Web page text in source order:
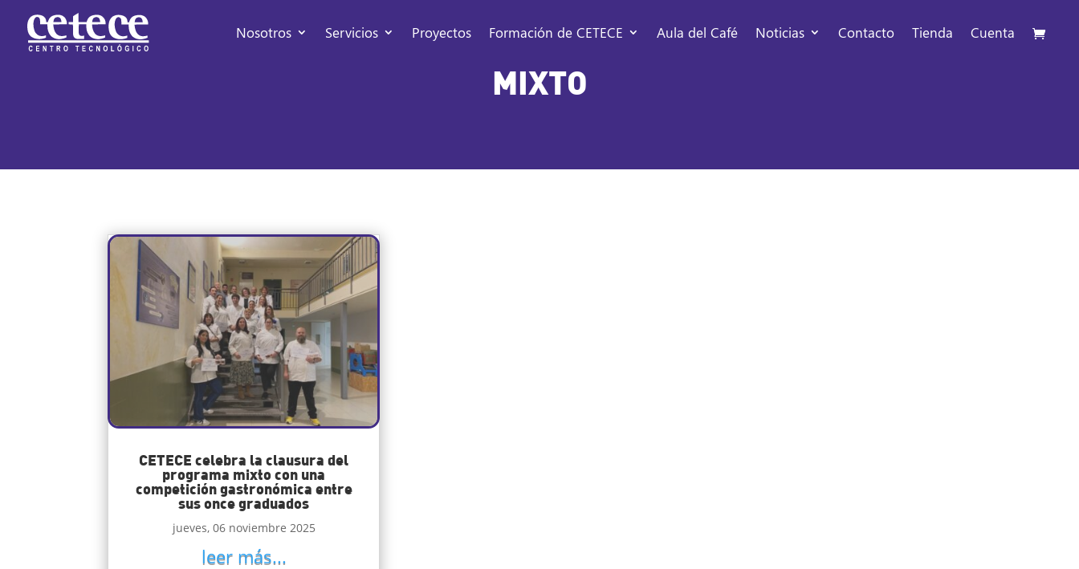
Nosotros Servicios Proyectos Formación de CETECE Aula del Café Noticias Contacto Tienda Cuenta
MIXTO
CETECE celebra la clausura del
programa mixto con una
competición gastronómica entre
sus once graduados
jueves, 06 noviembre 2025
leer más...